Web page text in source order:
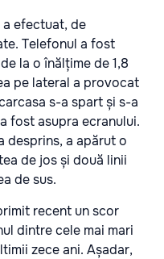
efectuat, de
Telefonul a fost
la o înălțime de 1,8
pe lateral a provocat
s-a spart și s-a
fost asupra ecranului.
desprins, a apărut o
de jos și două linii
de sus.
recent un scor
dintre cele mai mari
zece ani. Așadar,